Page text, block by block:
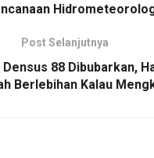
Post Selanjutnya
88 Dibubarkan,
Berlebihan Kalau